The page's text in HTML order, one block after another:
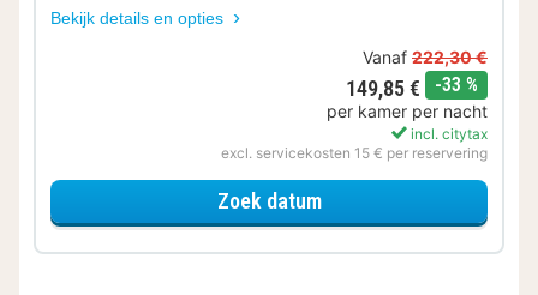
Bekijk details en opties
Vanaf 222,30 €
149,85 € -33 %
per kamer per nacht
incl. citytax
excl. servicekosten 15 € per reservering
Zoek datumvoor Samen genieten